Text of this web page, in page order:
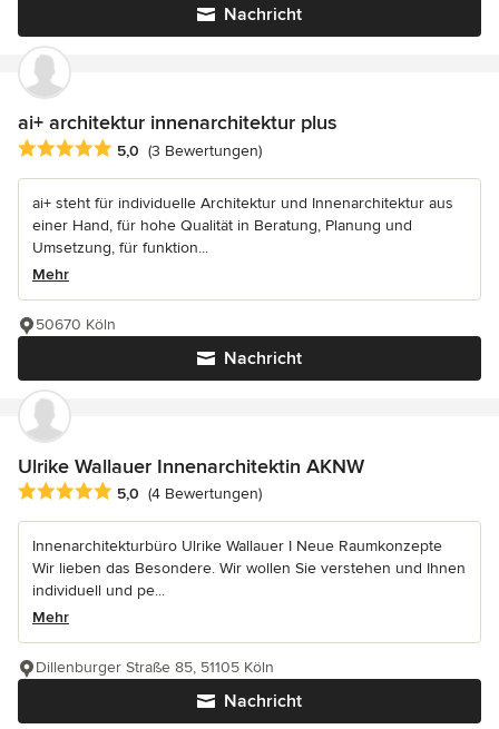
Nachricht
ai+ architektur innenarchitektur plus
Durchschnittliche Bewertung: 5 von 5 Sternen
5,0 (3 Bewertungen)
ai+ steht für individuelle Architektur und Innenarchitektur aus
einer Hand, für hohe Qualität in Beratung, Planung und
Umsetzung, für funktion...
Mehr
Nachricht
50670 Köln
Ulrike Wallauer Innenarchitektin AKNW
Durchschnittliche Bewertung: 5 von 5 Sternen
5,0 (4 Bewertungen)
Innenarchitekturbüro Ulrike Wallauer I Neue Raumkonzepte
Wir lieben das Besondere. Wir wollen Sie verstehen und Ihnen
individuell und pe...
Mehr
Nachricht
Dillenburger Straße 85, 51105 Köln